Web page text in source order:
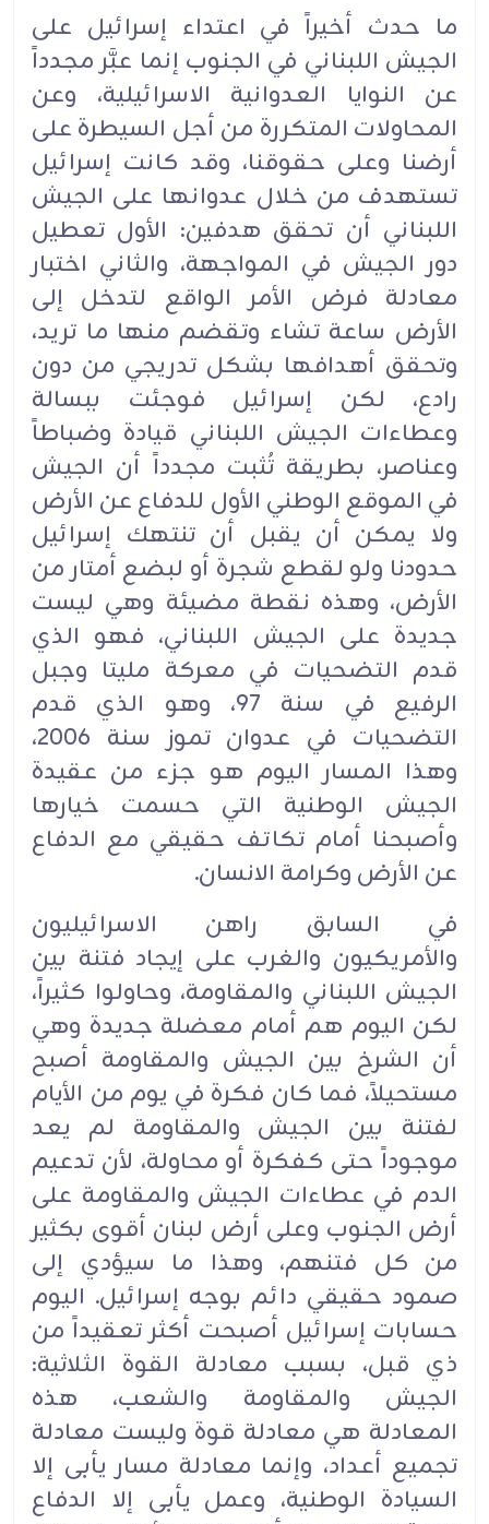
ما حدث أخيراً في اعتداء إسرائيل على
الجيش اللبناني في الجنوب إنما عبَّر مجدداً
عن النوايا العدوانية الاسرائيلية، وعن
المحاولات المتكررة من أجل السيطرة على
أرضنا وعلى حقوقنا، وقد كانت إسرائيل
تستهدف من خلال عدوانها على الجيش
اللبناني أن تحقق هدفين: الأول تعطيل
دور الجيش في المواجهة، والثاني اختبار
معادلة فرض الأمر الواقع لتدخل إلى
الأرض ساعة تشاء وتقضم منها ما تريد،
وتحقق أهدافها بشكل تدريجي من دون
رادع، لكن إسرائيل فوجئت ببسالة
وعطاءات الجيش اللبناني قيادة وضباطاً
وعناصر، بطريقة تُثبت مجدداً أن الجيش
في الموقع الوطني الأول للدفاع عن الأرض
ولا يمكن أن يقبل أن تنتهك إسرائيل
حدودنا ولو لقطع شجرة أو لبضع أمتار من
الأرض، وهذه نقطة مضيئة وهي ليست
جديدة على الجيش اللبناني، فهو الذي
قدم التضحيات في معركة مليتا وجبل
الرفيع في سنة 97، وهو الذي قدم
التضحيات في عدوان تموز سنة 2006،
وهذا المسار اليوم هو جزء من عقيدة
الجيش الوطنية التي حسمت خيارها
وأصبحنا أمام تكاتف حقيقي مع الدفاع
عن الأرض وكرامة الانسان.
في السابق راهن الاسرائيليون
والأمريكيون والغرب على إيجاد فتنة بين
الجيش اللبناني والمقاومة، وحاولوا كثيراً،
لكن اليوم هم أمام معضلة جديدة وهي
أن الشرخ بين الجيش والمقاومة أصبح
مستحيلاً، فما كان فكرة في يوم من الأيام
لفتنة بين الجيش والمقاومة لم يعد
موجوداً حتى كفكرة أو محاولة، لأن تدعيم
الدم في عطاءات الجيش والمقاومة على
أرض الجنوب وعلى أرض لبنان أقوى بكثير
من كل فتنهم، وهذا ما سيؤدي إلى
صمود حقيقي دائم بوجه إسرائيل. اليوم
حسابات إسرائيل أصبحت أكثر تعقيداً من
ذي قبل، بسبب معادلة القوة الثلاثية:
الجيش والمقاومة والشعب، هذه
المعادلة هي معادلة قوة وليست معادلة
تجميع أعداد، وإنما معادلة مسار يأبى إلا
السيادة الوطنية، وعمل يأبى إلا الدفاع